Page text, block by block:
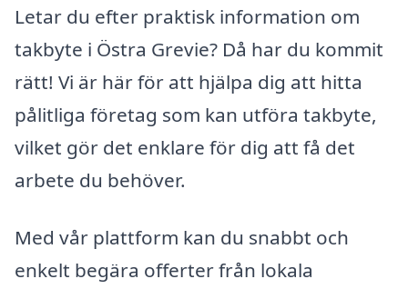
Letar du efter praktisk information om
takbyte i Östra Grevie? Då har du kommit
rätt! Vi är här för att hjälpa dig att hitta
pålitliga företag som kan utföra takbyte,
vilket gör det enklare för dig att få det
arbete du behöver.
Med vår plattform kan du snabbt och
enkelt begära offerter från lokala